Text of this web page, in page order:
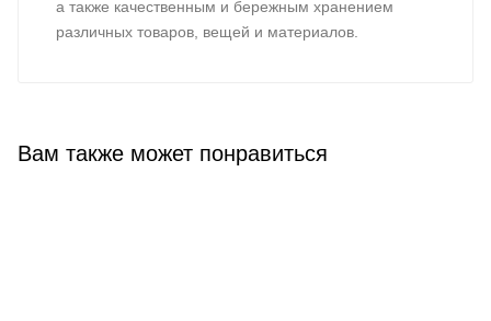
а также качественным и бережным хранением
различных товаров, вещей и материалов.
Вам также может понравиться